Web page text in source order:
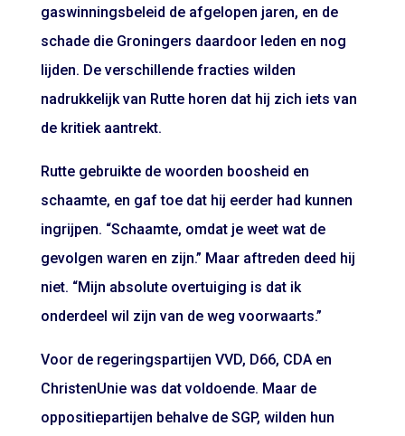
gaswinningsbeleid de afgelopen jaren, en de
schade die Groningers daardoor leden en nog
lijden. De verschillende fracties wilden
nadrukkelijk van Rutte horen dat hij zich iets van
de kritiek aantrekt.
Rutte gebruikte de woorden boosheid en
schaamte, en gaf toe dat hij eerder had kunnen
ingrijpen. “Schaamte, omdat je weet wat de
gevolgen waren en zijn.” Maar aftreden deed hij
niet. “Mijn absolute overtuiging is dat ik
onderdeel wil zijn van de weg voorwaarts.”
Voor de regeringspartijen VVD, D66, CDA en
ChristenUnie was dat voldoende. Maar de
oppositiepartijen behalve de SGP, wilden hun